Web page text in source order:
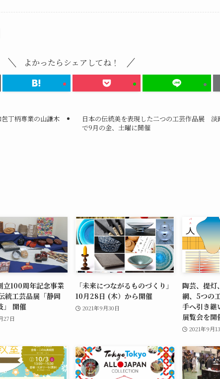
よかったらシェアしてね！
包丁柄専業の山謙木
日本の伝統美を表現した二つの工芸作品展 淡
で9月の金、土曜に開催
立100周年記念事業
統工芸品展「静岡
」 開催
27日
「未来につながるものづくり」
10月28日 (木）から開催
2021年9月30日
陶芸、提灯
網、5つの
手へ引き継
展覧会を開
2021年9月